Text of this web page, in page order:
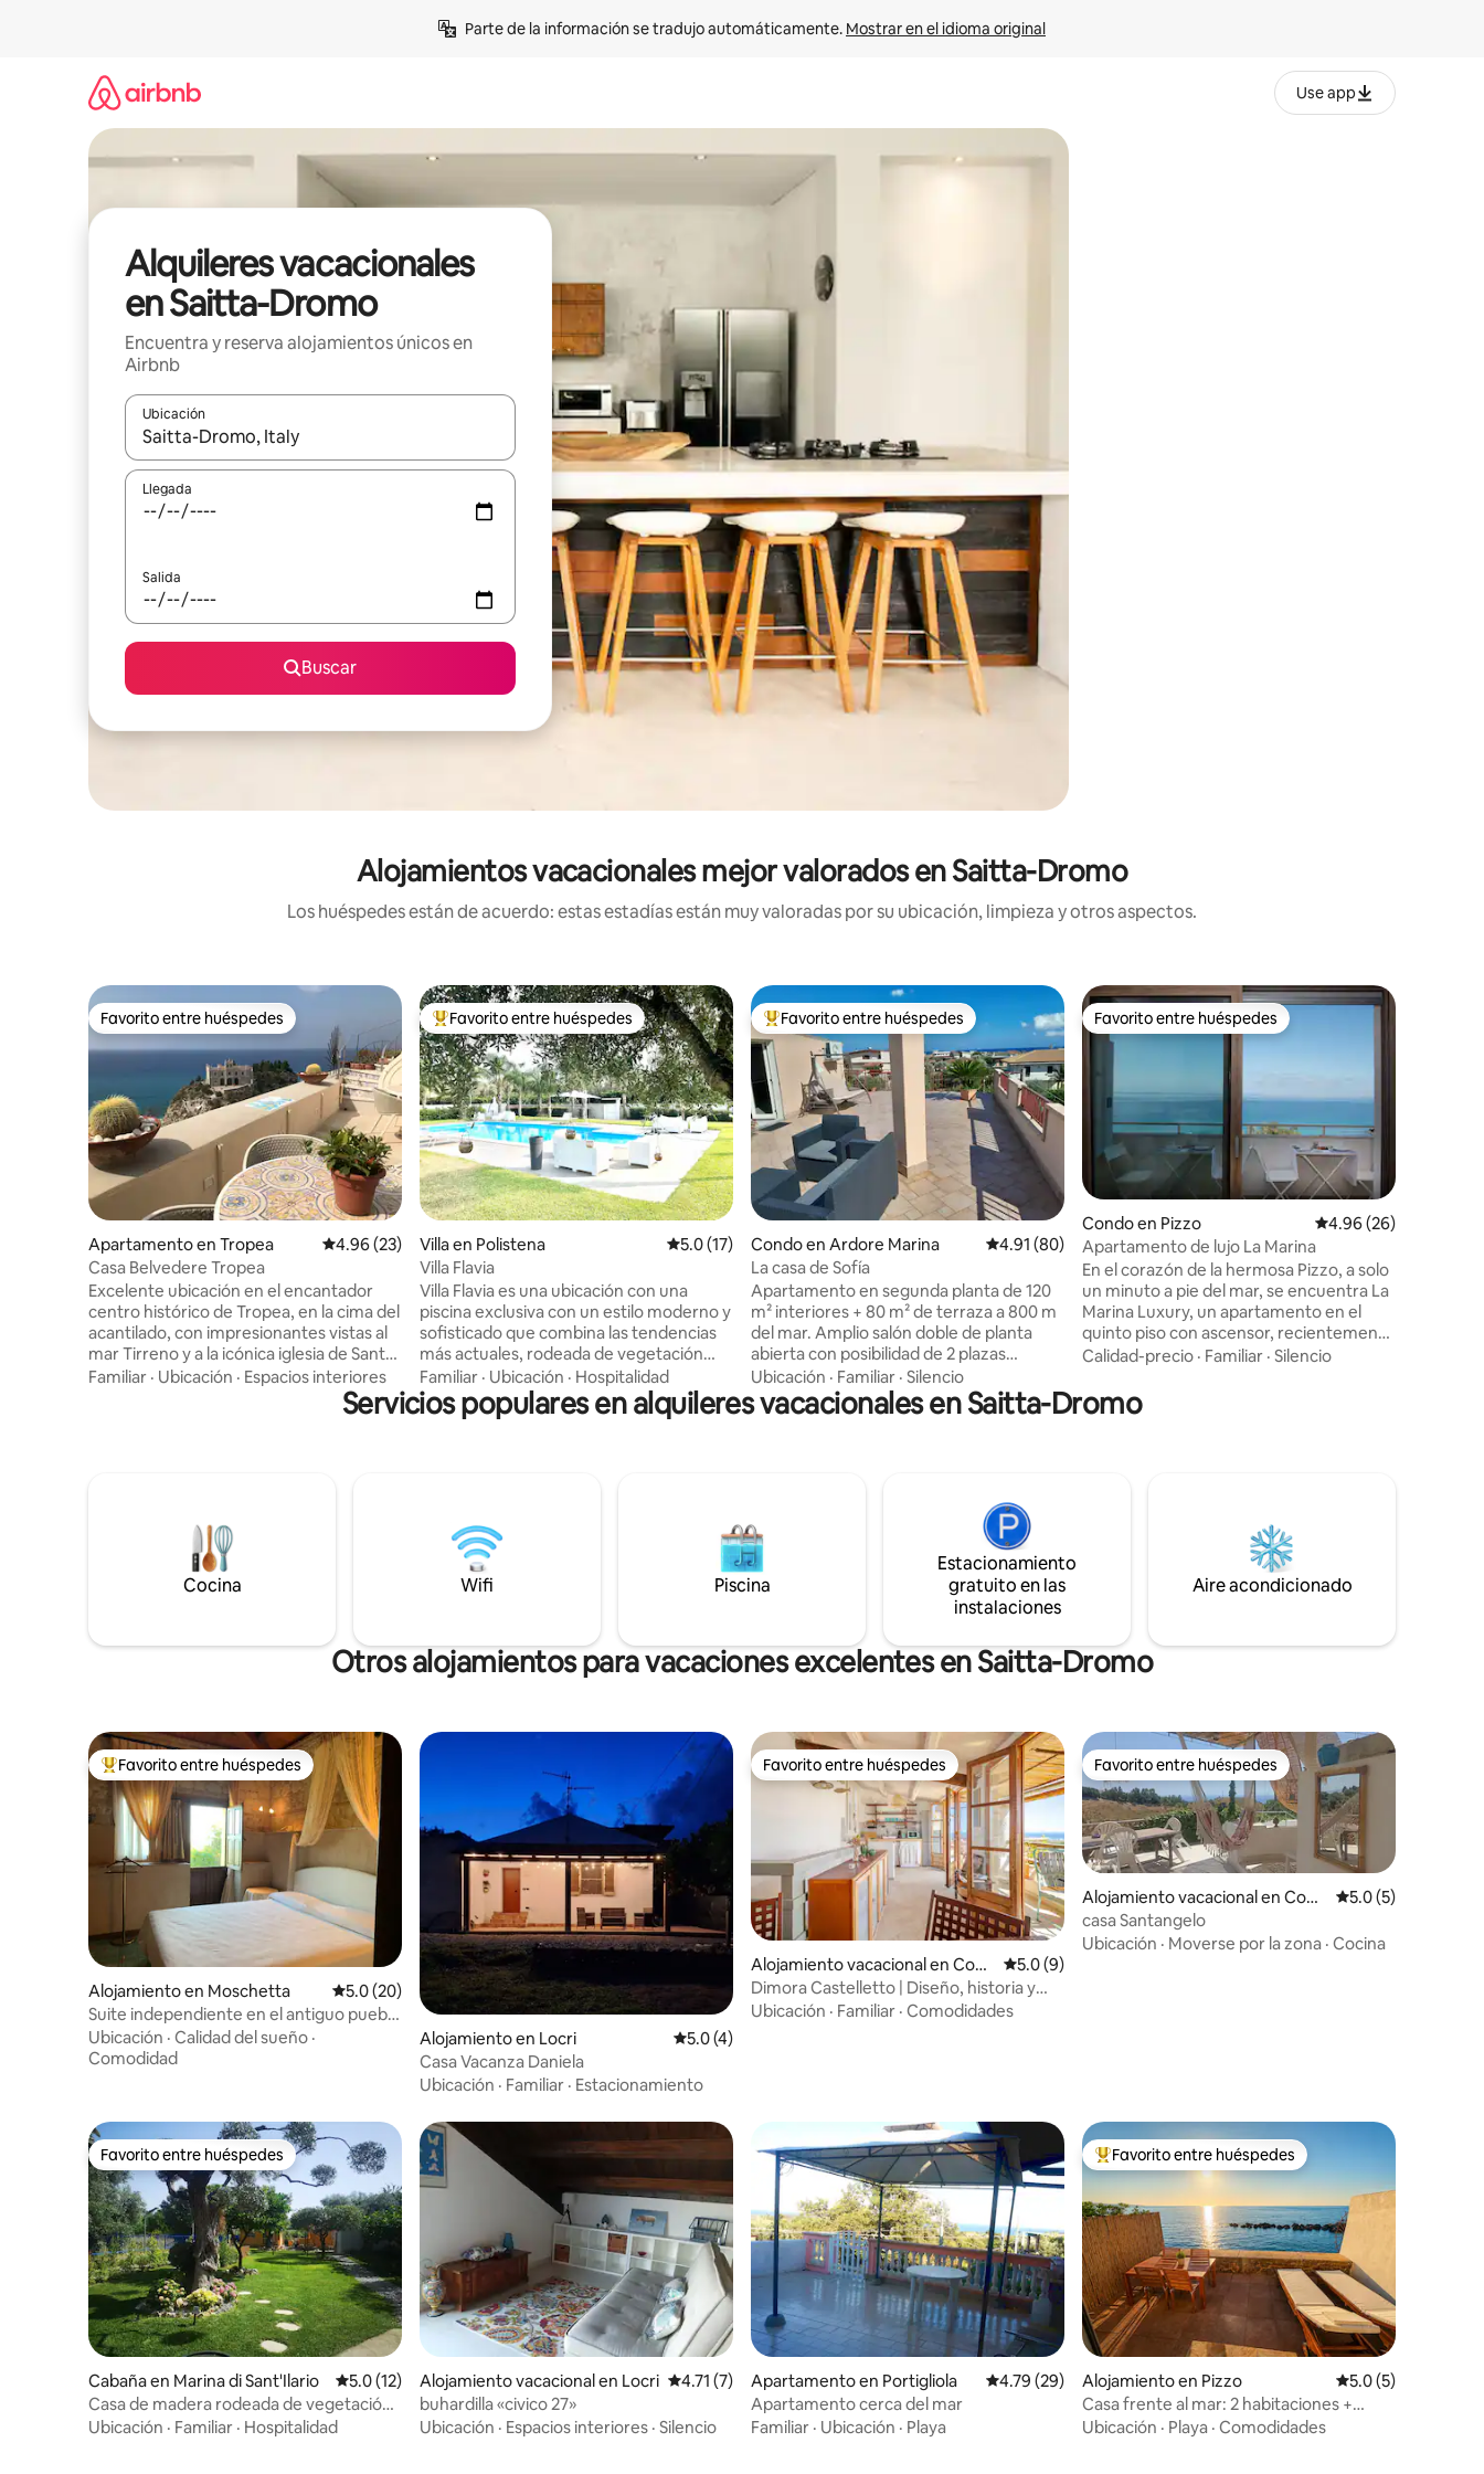
Parte de la información se tradujo automáticamente. Mostrar en el idioma original
Use app
Alquileres vacacionales
en Saitta-Dromo
Encuentra y reserva alojamientos únicos en
Airbnb
Ubicación
Cuando los resultados estén disponibles, navega con las teclas de flecha hacia arriba y hacia abajo o explora con el tacto o desliza el dedo.
Llegada
Salida
Buscar
Alojamientos vacacionales mejor valorados en Saitta-Dromo
Los huéspedes están de acuerdo: estas estadías están muy valoradas por su ubicación, limpieza y otros aspectos.
Favorito entre huéspedes
Favorito entre huéspedes
Apartamento en Tropea Calificación promedio: 4.96 de 5, 23 reseñas
4.96 (23)
Casa Belvedere Tropea
Excelente ubicación en el encantador
centro histórico de Tropea, en la cima del
acantilado, con impresionantes vistas al
mar Tirreno y a la icónica iglesia de Santa
Maria dell'Isola y las playas de Tropea, así
como a las islas Eolias. El apartamento fue
comedor. La terraza de la azotea cuenta
con ducha al aire libre con hermosos
azulejos, barbacoa y zona de estar.
Familiar · Ubicación · Espacios interiores
Favorito entre huéspedes preferido
Favorito entre huéspedes
Villa en Polistena Calificación promedio: 5.0 de 5, 17 reseñas
5.0 (17)
Villa Flavia
Villa Flavia es una ubicación con una
piscina exclusiva con un estilo moderno y
sofisticado que combina las tendencias
más actuales, rodeada de vegetación
con muchas flores animadas, un lugar
perfecto para relajarse y disfrutar del
entorno tranquilo. Está muy cerca de
como la costa jónica. También está cerca
de los aeropuertos de Lamezia Terme y
Reggio Calabria.
Familiar · Ubicación · Hospitalidad
Favorito entre huéspedes preferido
Favorito entre huéspedes
Condo en Ardore Marina Calificación promedio: 4.91 de 5, 80 reseñas
4.91 (80)
La casa de Sofía
Apartamento en segunda planta de 120
m² interiores + 80 m² de terraza a 800 m
del mar. Amplio salón doble de planta
abierta con posibilidad de 2 plazas
adicionales en un cómodo sofá cama,
zona de estudio y ping-pong, cocina
comedor con horno, un dormitorio con
montaña equipada con sofás, sombrilla,
mecedora y barbacoa. Apartamento
equipado con aire acondicionado y
posibilidad de aparcamiento gratuito.
Ubicación · Familiar · Silencio
Favorito entre huéspedes
Favorito entre huéspedes
Condo en Pizzo Calificación
4.96 (26)
Apartamento de lujo La Marina
En el corazón de la hermosa Pizzo, a solo
un minuto a pie del mar, se encuentra La
Marina Luxury, un apartamento en el
quinto piso con ascensor, recientemente
renovado y amueblado con gusto y
tres dormitorios luminosos y espaciosos,
todos con una maravillosa vista al mar. La
almuerzo, la cena, relajarse o admirar la
Calidad-precio · Familiar · Silencio
Servicios populares en alquileres vacacionales en Saitta-Dromo
Cocina Wifi Piscina
Estacionamiento
gratuito en las
instalaciones
Aire acondicionado
Otros alojamientos para vacaciones excelentes en Saitta-Dromo
Favorito entre huéspedes preferido
Favorito entre huéspedes
Alojamiento en Moschetta Calificación promedio: 5.0 de 5, 20 reseñas
5.0 (20)
Suite independiente en el antiguo pueblo
del 600
Ubicación · Calidad del sueño ·
Comodidad
Alojamiento en Locri Calificación promedio: 5.0 de 5, 4 reseñas
5.0 (4)
Casa Vacanza Daniela
Ubicación · Familiar · Estacionamiento
Favorito entre huéspedes
Favorito entre huéspedes
Alojamiento vacacional en Cond
ojanni
Calificación promedio: 5.0 de 5, 9 reseñas
5.0 (9)
Dimora Castelletto | Diseño, historia y
terrazas
Ubicación · Familiar · Comodidades
Favorito entre huéspedes
Favorito entre huéspedes
Alojamiento vacacional en Cond
ojanni
Calificación
5.0 (5)
casa Santangelo
Ubicación · Moverse por la zona · Cocina
Favorito entre huéspedes
Favorito entre huéspedes
Cabaña en Marina di Sant'Ilario Calificación promedio: 5.0 de 5, 12 reseñas
5.0 (12)
Casa de madera rodeada de vegetación
a 2 pasos del mar
Ubicación · Familiar · Hospitalidad
Alojamiento vacacional en Locri Calificación promedio: 4.71 de 5, 7 reseñas
4.71 (7)
buhardilla «civico 27»
Ubicación · Espacios interiores · Silencio
Apartamento en Portigliola Calificación promedio: 4.79 de 5, 29 reseñas
4.79 (29)
Apartamento cerca del mar
Familiar · Ubicación · Playa
Favorito entre huéspedes preferido
Favorito entre huéspedes
Alojamiento en Pizzo Calificación
5.0 (5)
Casa frente al mar: 2 habitaciones +
acceso a la playa
Ubicación · Playa · Comodidades